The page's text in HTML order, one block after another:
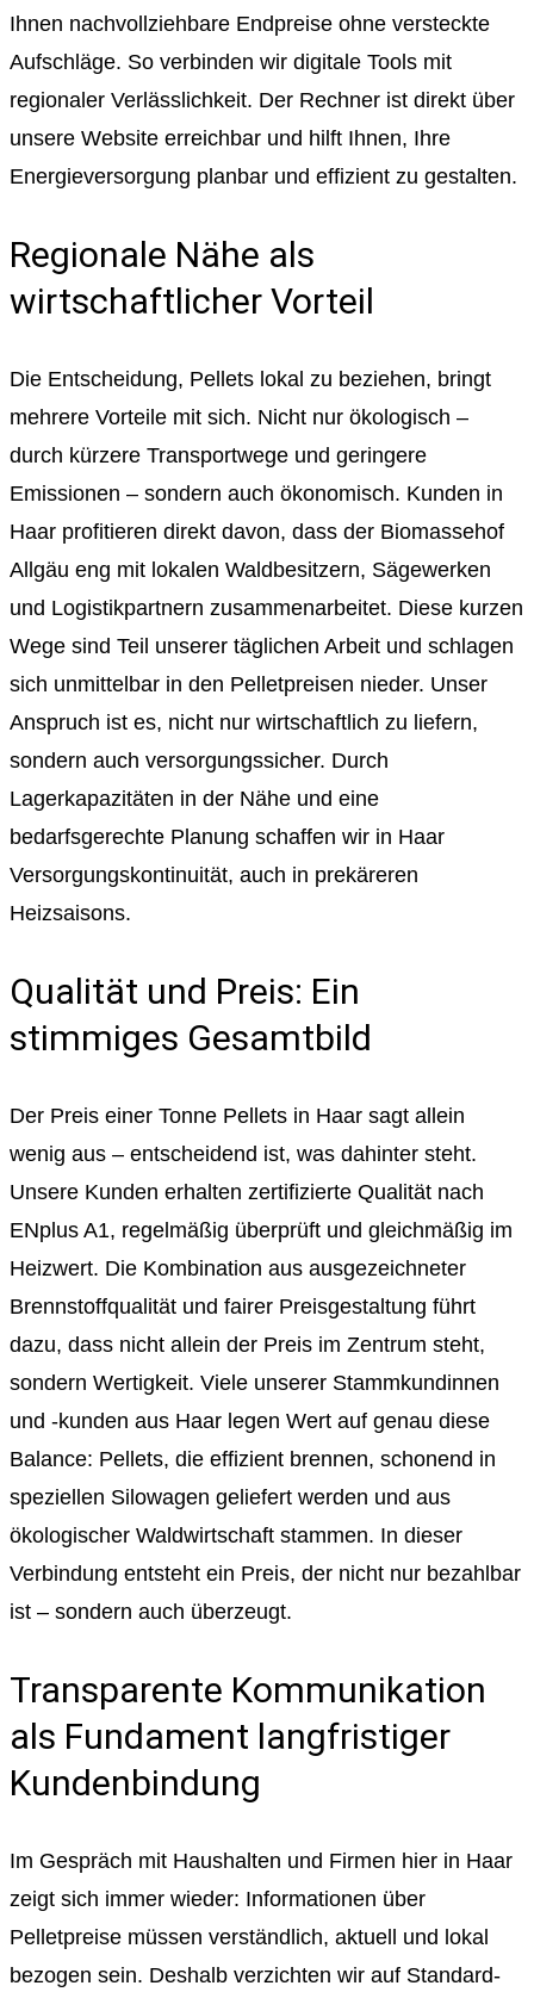
Ihnen nachvollziehbare Endpreise ohne versteckte
Aufschläge. So verbinden wir digitale Tools mit
regionaler Verlässlichkeit. Der Rechner ist direkt über
unsere Website erreichbar und hilft Ihnen, Ihre
Energieversorgung planbar und effizient zu gestalten.
Regionale Nähe als
wirtschaftlicher Vorteil
Die Entscheidung, Pellets lokal zu beziehen, bringt
mehrere Vorteile mit sich. Nicht nur ökologisch –
durch kürzere Transportwege und geringere
Emissionen – sondern auch ökonomisch. Kunden in
Haar profitieren direkt davon, dass der Biomassehof
Allgäu eng mit lokalen Waldbesitzern, Sägewerken
und Logistikpartnern zusammenarbeitet. Diese kurzen
Wege sind Teil unserer täglichen Arbeit und schlagen
sich unmittelbar in den Pelletpreisen nieder. Unser
Anspruch ist es, nicht nur wirtschaftlich zu liefern,
sondern auch versorgungssicher. Durch
Lagerkapazitäten in der Nähe und eine
bedarfsgerechte Planung schaffen wir in Haar
Versorgungskontinuität, auch in prekäreren
Heizsaisons.
Qualität und Preis: Ein
stimmiges Gesamtbild
Der Preis einer Tonne Pellets in Haar sagt allein
wenig aus – entscheidend ist, was dahinter steht.
Unsere Kunden erhalten zertifizierte Qualität nach
ENplus A1, regelmäßig überprüft und gleichmäßig im
Heizwert. Die Kombination aus ausgezeichneter
Brennstoffqualität und fairer Preisgestaltung führt
dazu, dass nicht allein der Preis im Zentrum steht,
sondern Wertigkeit. Viele unserer Stammkundinnen
und -kunden aus Haar legen Wert auf genau diese
Balance: Pellets, die effizient brennen, schonend in
speziellen Silowagen geliefert werden und aus
ökologischer Waldwirtschaft stammen. In dieser
Verbindung entsteht ein Preis, der nicht nur bezahlbar
ist – sondern auch überzeugt.
Transparente Kommunikation
als Fundament langfristiger
Kundenbindung
Im Gespräch mit Haushalten und Firmen hier in Haar
zeigt sich immer wieder: Informationen über
Pelletpreise müssen verständlich, aktuell und lokal
bezogen sein. Deshalb verzichten wir auf Standard-